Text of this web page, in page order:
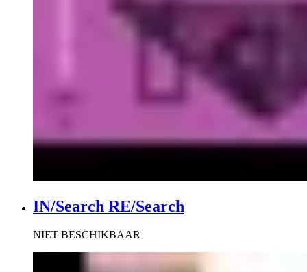
IN/Search RE/Search
NIET BESCHIKBAAR